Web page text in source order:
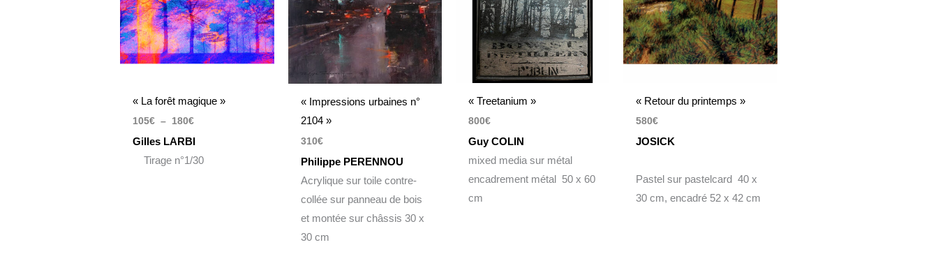
« La forêt magique »
105€ – 180€
Gilles LARBI
Tirage n°1/30
« Impressions urbaines n°
2104 »
310€
Philippe PERENNOU
Acrylique sur toile contre-
collée sur panneau de bois
et montée sur châssis 30 x
30 cm
« Treetanium »
800€
Guy COLIN
mixed media sur métal
encadrement métal 50 x 60
cm
« Retour du printemps »
580€
JOSICK
Pastel sur pastelcard 40 x
30 cm, encadré 52 x 42 cm